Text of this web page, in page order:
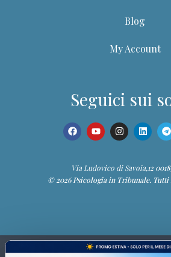
Blog
My Account
Seguici sui
Via Ludovico di Savoia,12
© 2026 Psicologia in Tribunale.
Guida del portale PIT
Ciao! Sono la Dott.ssa Giuditta. Posso
Community.
👥 Community